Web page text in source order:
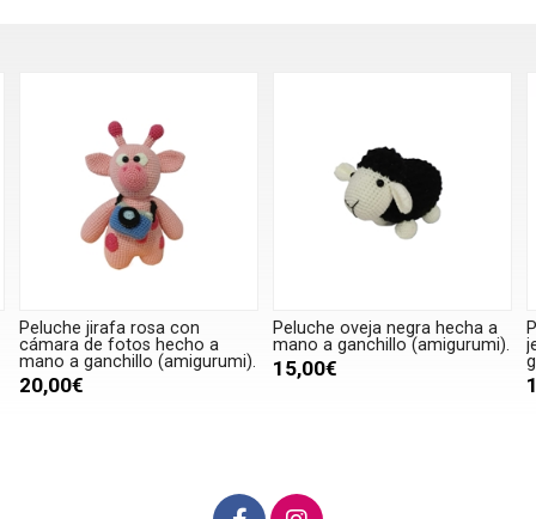
Peluche jirafa rosa con
cámara de fotos hecho a
mano a ganchillo (amigurumi).
20,00€
Peluche oveja negra hecha a
mano a ganchillo (amigurumi).
15,00€